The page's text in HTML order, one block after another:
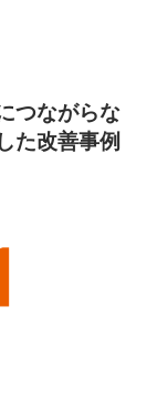
つながらな
た改善事例